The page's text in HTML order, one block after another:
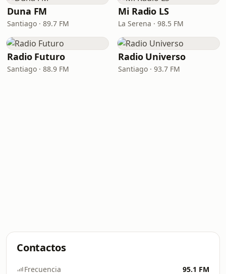
Duna FM
Santiago · 89.7 FM
Mi Radio LS
La Serena · 98.5 FM
Radio Futuro
Santiago · 88.9 FM
Radio Universo
Santiago · 93.7 FM
Contactos
Frecuencia 95.1 FM